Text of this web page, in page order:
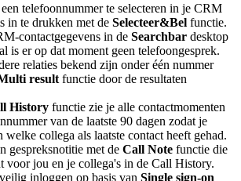
telefoonnummer te selecteren in je CRM
in te drukken met de Selecteer&Bel functie.
contactgegevens in de Searchbar desktop
is er op dat moment geen telefoongesprek.
relaties bekend zijn onder één nummer
result functie door de resultaten
History functie zie je alle contactmomenten
van de laatste 90 dagen zodat je
welke collega als laatste contact heeft gehad.
gespreksnotitie met de Call Note functie die
voor jou en je collega's in de Call History.
inloggen op basis van Single sign-on